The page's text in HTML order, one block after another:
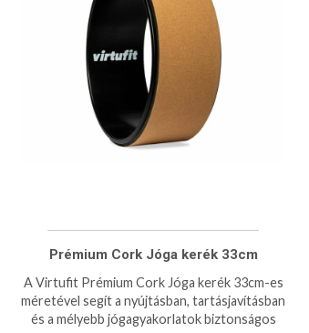
Prémium Cork Jóga kerék 33cm
A Virtufit Prémium Cork Jóga kerék 33cm-es
méretével segít a nyújtásban, tartásjavításban
és a mélyebb jógagyakorlatok biztonságos